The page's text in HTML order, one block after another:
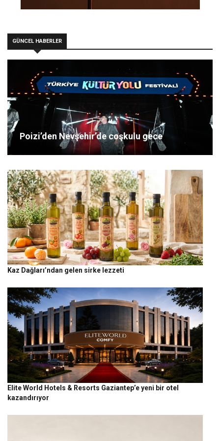
GÜNCEL HABERLER
Poizi’den Nevşehir’de coşkulu gece
Kaz Dağları’ndan gelen sirke lezzeti
Elite World Hotels & Resorts Gaziantep’e yeni bir otel
kazandırıyor